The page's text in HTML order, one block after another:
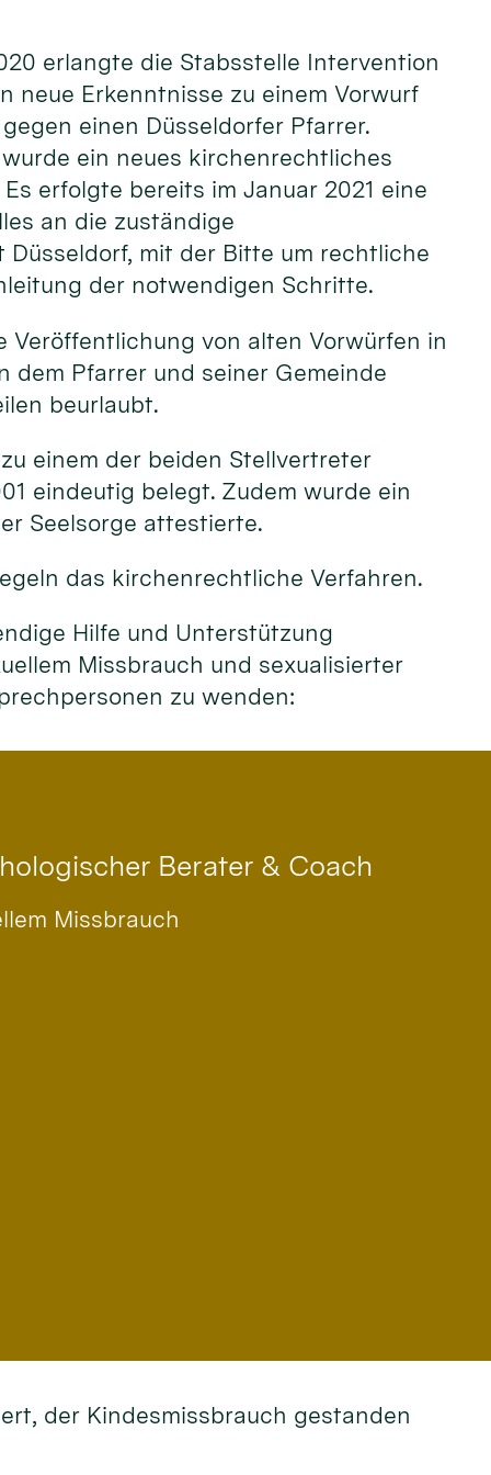
erlangte die Stabsstelle Intervention
neue Erkenntnisse zu einem Vorwurf
einen Düsseldorfer Pfarrer.
ein neues kirchenrechtliches
erfolgte bereits im Januar 2021 eine
an die zuständige
mit der Bitte um rechtliche
der notwendigen Schritte.
von alten Vorwürfen in
Pfarrer und seiner Gemeinde
beurlaubt.
einem der beiden Stellvertreter
eindeutig belegt. Zudem wurde ein
Seelsorge attestierte.
das kirchenrechtliche Verfahren.
Hilfe und Unterstützung
Missbrauch und sexualisierter
zu wenden:
Berater & Coach
Missbrauch
der Kindesmissbrauch gestanden